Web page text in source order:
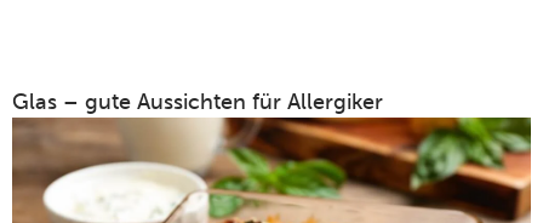
Glas – gute Aussichten für Allergiker